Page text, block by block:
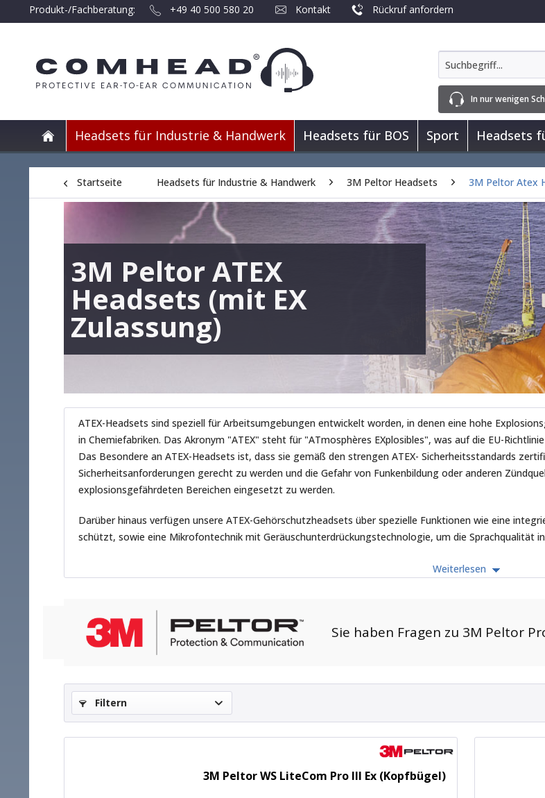
Produkt-/Fachberatung: +49 40 500 580 20 Kontakt Rückruf anfordern
In nur wenigen
Headsets für Industrie & Handwerk Headsets für BOS Sport Headsets
Startseite Headsets für Industrie & Handwerk 3M Peltor Headsets 3M Peltor Atex
3M Peltor ATEX
Headsets (mit EX
Zulassung)
ATEX-Headsets sind speziell für Arbeitsumgebungen entwickelt worden, in denen eine hohe
in Chemiefabriken. Das Akronym "ATEX" steht für "ATmosphères EXplosibles", was auf die EU-
Das Besondere an ATEX-Headsets ist, dass sie gemäß den strengen ATEX- Sicherheitsstandards
Sicherheitsanforderungen gerecht zu werden und die Gefahr von Funkenbildung oder anderen
explosionsgefährdeten Bereichen eingesetzt zu werden.
Darüber hinaus verfügen unsere ATEX-Gehörschutzheadsets über spezielle Funktionen wie eine
schützt, sowie eine Mikrofontechnik mit Geräuschunterdrückungstechnologie, um die Sprachqualität
Die Headsets erhalten Sie bei uns je nach Modell inklusive der notwendigen Programmierung und
- Frequenzen
- Kanalzuordnung
Durch die vielfältigen Einsatzmöglichkeiten sind diesem Headset und Ihren Wünschen (fast) keine
setzen allerdings ein ausführliches Beratungsgespräch mit unserem Fachpersonal voraus. Insgesamt
Kommunikationslösung für Arbeitsumgebungen mit hohem Explosionsrisiko, indem sie die
Weiterlesen
Filtern
3M Peltor WS LiteCom Pro III Ex (Kopfbügel)